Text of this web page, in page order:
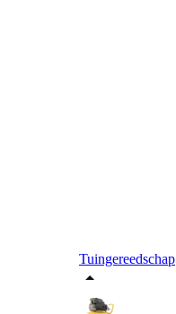
Tuingereedschap